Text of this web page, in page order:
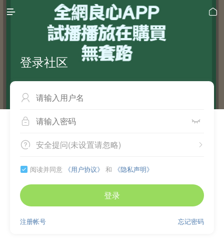
 
登录社区

 
 
安全提问(未设置请忽略)
 阅读并同意 《用户协议》 和 《隐私声明》
登录
忘记密码
注册帐号